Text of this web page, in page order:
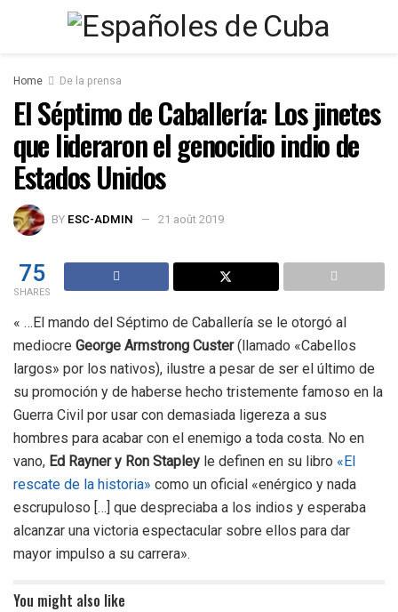
Home De la prensa
El Séptimo de Caballería: Los jinetes
que lideraron el genocidio indio de
Estados Unidos
BY ESC-ADMIN 21 août 2019
75
SHARES
« …El mando del Séptimo de Caballería se le otorgó al
mediocre George Armstrong Custer(llamado «Cabellos
largos» por los nativos), ilustre a pesar de ser el último de
su promoción y de haberse hecho tristemente famoso en la
Guerra Civil por usar con demasiada ligereza a sus
hombres para acabar con el enemigo a toda costa. No en
vano, Ed Rayner y Ron Stapley le definen en su libro «El
rescate de la historia» como un oficial «enérgico y nada
escrupuloso […] que despreciaba a los indios y esperaba
alcanzar una victoria espectacular sobre ellos para dar
mayor impulso a su carrera».
You might also like